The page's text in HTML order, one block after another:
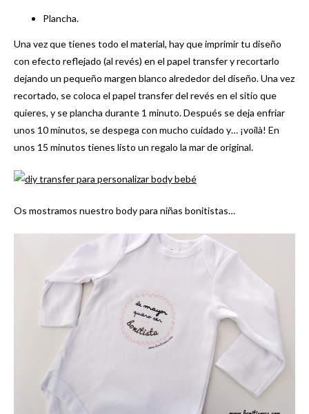
Plancha.
Una vez que tienes todo el material, hay que imprimir tu diseño
con efecto reflejado (al revés) en el papel transfer y recortarlo
dejando un pequeño margen blanco alrededor del diseño. Una vez
recortado, se coloca el papel transfer del revés en el sitio que
quieres, y se plancha durante 1 minuto. Después se deja enfriar
unos 10 minutos, se despega con mucho cuidado y… ¡voilà! En
unos 15 minutos tienes listo un regalo la mar de original.
Os mostramos nuestro body para niñas bonitistas…